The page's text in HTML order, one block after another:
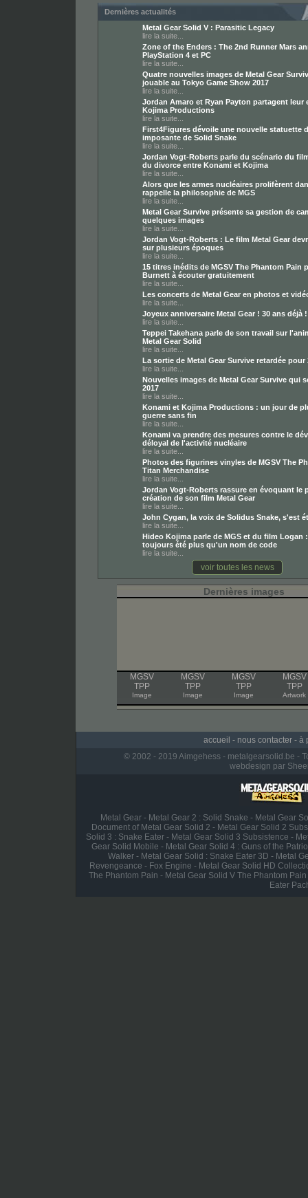
Dernières actualités
Metal Gear Solid V : Parasitic Legacy
lire la suite...
Zone of the Enders : The 2nd Runner Mars
PlayStation 4 et PC
lire la suite...
Quatre nouvelles images de Metal Gear
jouable au Tokyo Game Show 2017
lire la suite...
Jordan Amaro et Ryan Payton partagent leur
Kojima Productions
lire la suite...
First4Figures dévoile une nouvelle statuette
imposante de Solid Snake
lire la suite...
Jordan Vogt-Roberts parle du scénario du
du divorce entre Konami et Kojima
lire la suite...
Alors que les armes nucléaires prolifèrent
rappelle la philosophie de MGS
lire la suite...
Metal Gear Survive présente sa gestion de
quelques images
lire la suite...
Jordan Vogt-Roberts : Le film Metal Gear
sur plusieurs époques
lire la suite...
15 titres inédits de MGSV The Phantom Pain
Burnett à écouter gratuitement
lire la suite...
Les concerts de Metal Gear en photos et
lire la suite...
Joyeux anniversaire Metal Gear ! 30 ans déjà !
lire la suite...
Teppei Takehana parle de son travail sur
Metal Gear Solid
lire la suite...
La sortie de Metal Gear Survive retardée pour
lire la suite...
Nouvelles images de Metal Gear Survive qui
2017
lire la suite...
Konami et Kojima Productions : un jour de
guerre sans fin
lire la suite...
Konami va prendre des mesures contre le
déloyal de l'activité nucléaire
lire la suite...
Photos des figurines vinyles de MGSV The
Titan Merchandise
lire la suite...
Jordan Vogt-Roberts rassure en évoquant le
création de son film Metal Gear
lire la suite...
John Cygan, la voix de Solidus Snake, s'est
lire la suite...
Hideo Kojima parle de MGS et du film Logan
toujours été plus qu'un nom de code
lire la suite...
voir toutes les news
Dernières images
MGSV
TPP
Image
MGSV
TPP
Image
MGSV
TPP
Image
MGSV
TPP
Artwork
accueil - nous contacter - à
© 2002 - 2019 Aimgehess - metalgearsolid.be -
webdesign par
Metal Gear - Metal Gear 2 : Solid Snake - Metal Gear
Document of Metal Gear Solid 2 - Metal Gear Solid 2
Solid 3 : Snake Eater - Metal Gear Solid 3 Subsistence -
Gear Solid Mobile - Metal Gear Solid 4 : Guns of the
Walker- Metal Gear Solid : Snake Eater 3D - Metal
Revengeance - Fox Engine - Metal Gear Solid HD
The Phantom Pain - Metal Gear Solid V The Phantom Pain
Eater